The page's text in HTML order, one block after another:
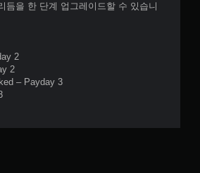
듬을 한 단계 업그레이드할 수 있습니
2
2
– Payday 3